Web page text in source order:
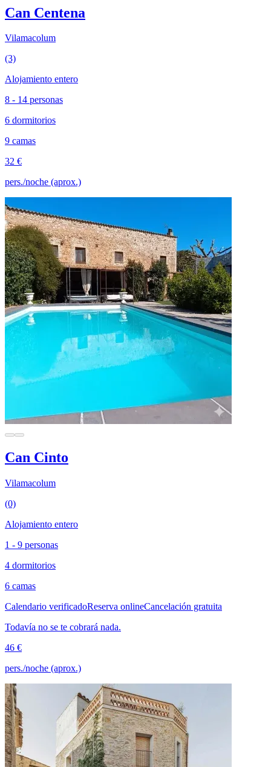
Can Centena
Vilamacolum
(3)
Alojamiento entero
8 - 14 personas
6 dormitorios
9 camas
32 €
pers./noche (aprox.)
Can Cinto
Vilamacolum
(0)
Alojamiento entero
1 - 9 personas
4 dormitorios
6 camas
Calendario verificadoReserva onlineCancelación gratuita
Todavía no se te cobrará nada.
46 €
pers./noche (aprox.)